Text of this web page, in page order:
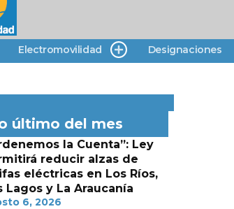
Electromovilidad Designaciones
último del mes
la Cuenta”: Ley
reducir alzas de
eléctricas en Los Ríos,
Lagos y La Araucanía
6, 2026